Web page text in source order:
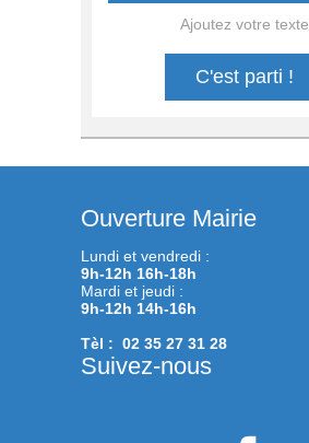
Ajoutez votre texte
C'est parti !
Ouverture Mairie
Lundi et vendredi :
9h-12h 16h-18h
Mardi et jeudi :
9h-12h 14h-16h
Tèl : 02 35 27 31 28
Suivez-nous